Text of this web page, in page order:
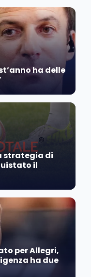
ha delle
strategia di
il
per Allegri,
ha due